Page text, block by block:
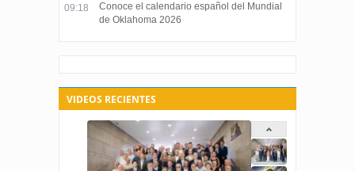
09:18
Conoce el calendario español del Mundial
de Oklahoma 2026
VIDEOS RECIENTES